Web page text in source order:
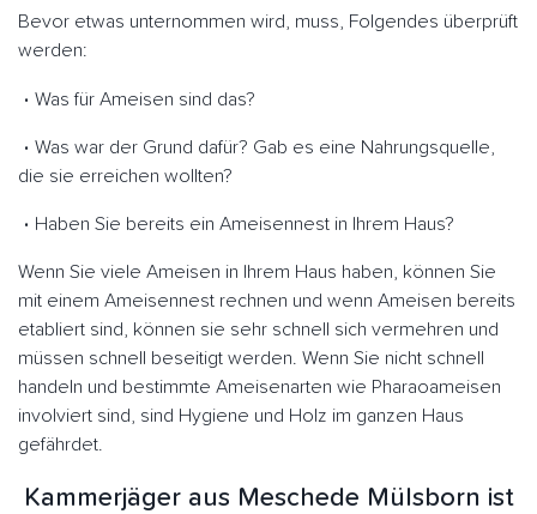
Bevor etwas unternommen wird, muss, Folgendes überprüft
werden:
Was für Ameisen sind das?
Was war der Grund dafür? Gab es eine Nahrungsquelle,
die sie erreichen wollten?
Haben Sie bereits ein Ameisennest in Ihrem Haus?
Wenn Sie viele Ameisen in Ihrem Haus haben, können Sie
mit einem Ameisennest rechnen und wenn Ameisen bereits
etabliert sind, können sie sehr schnell sich vermehren und
müssen schnell beseitigt werden. Wenn Sie nicht schnell
handeln und bestimmte Ameisenarten wie Pharaoameisen
involviert sind, sind Hygiene und Holz im ganzen Haus
gefährdet.
Kammerjäger aus Meschede Mülsborn ist